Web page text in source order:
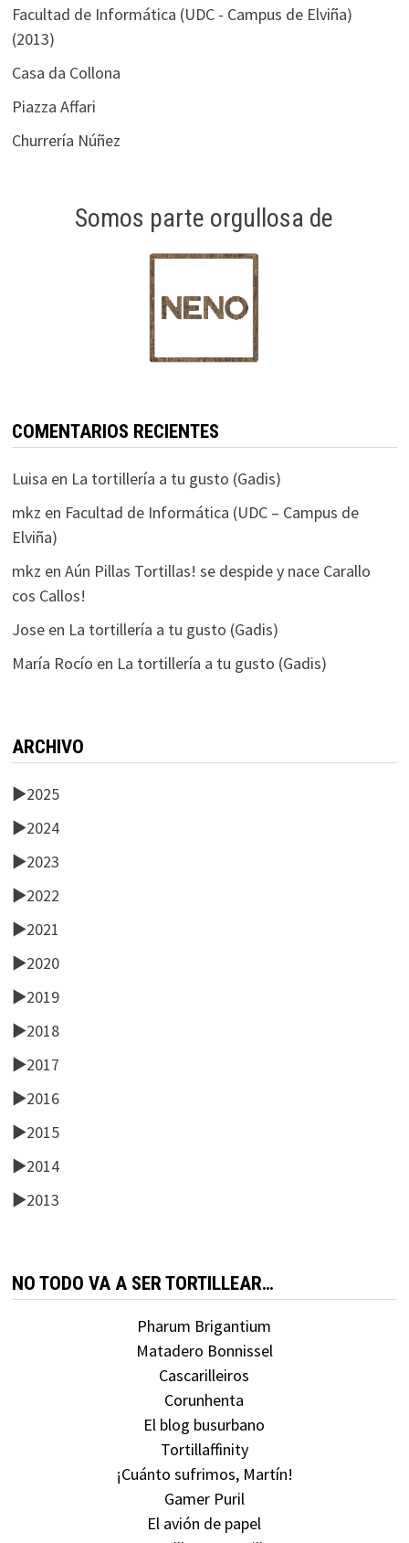
Facultad de Informática (UDC - Campus de Elviña)
(2013)
Casa da Collona
Piazza Affari
Churrería Núñez
Somos parte orgullosa de
COMENTARIOS RECIENTES
Luisa en La tortillería a tu gusto (Gadis)
mkz en Facultad de Informática (UDC – Campus de
Elviña)
mkz en Aún Pillas Tortillas! se despide y nace Carallo
cos Callos!
Joseen La tortillería a tu gusto (Gadis)
María Rocío en La tortillería a tu gusto (Gadis)
ARCHIVO
►2025
►2024
►2023
►2022
►2021
►2020
►2019
►2018
►2017
►2016
►2015
►2014
►2013
NO TODO VA A SER TORTILLEAR…
Pharum Brigantium
Matadero Bonnissel
Cascarilleiros
Corunhenta
El blog busurbano
Tortillaffinity
¡Cuánto sufrimos, Martín!
Gamer Puril
El avión de papel